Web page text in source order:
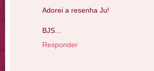
Adorei a resenha Ju!
BJS...
Responder